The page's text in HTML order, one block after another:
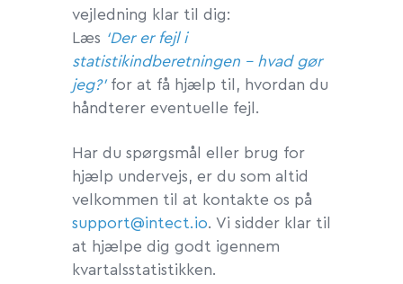
vejledning klar til dig:
Læs ‘Der er fejl i
statistikindberetningen – hvad gør
jeg?’for at få hjælp til, hvordan du
håndterer eventuelle fejl.
Har du spørgsmål eller brug for
hjælp undervejs, er du som altid
velkommen til at kontakte os på
support@intect.io. Vi sidder klar til
at hjælpe dig godt igennem
kvartalsstatistikken.